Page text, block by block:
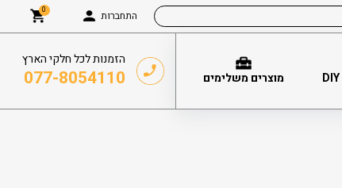
התחברות 0
מוצרים משלימים
הזמנות לכל חלקי הארץ
077-8054110